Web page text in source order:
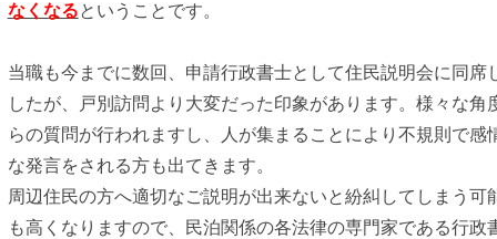
なくなるということです。
当職も今までに数回、申請行政書士として住民説明会に同席
したが、戸別訪問より大変だった印象があります。様々な角
らの質問が行われますし、人が集まることにより不規則で感
な発言をされる方も出てきます。
周辺住民の方へ適切なご説明が出来ないと紛糾してしまう可
も高くなりますので、民泊関係の各法律の専門家である行政